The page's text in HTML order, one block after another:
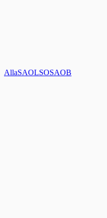
AllaSAOLSOSAOB